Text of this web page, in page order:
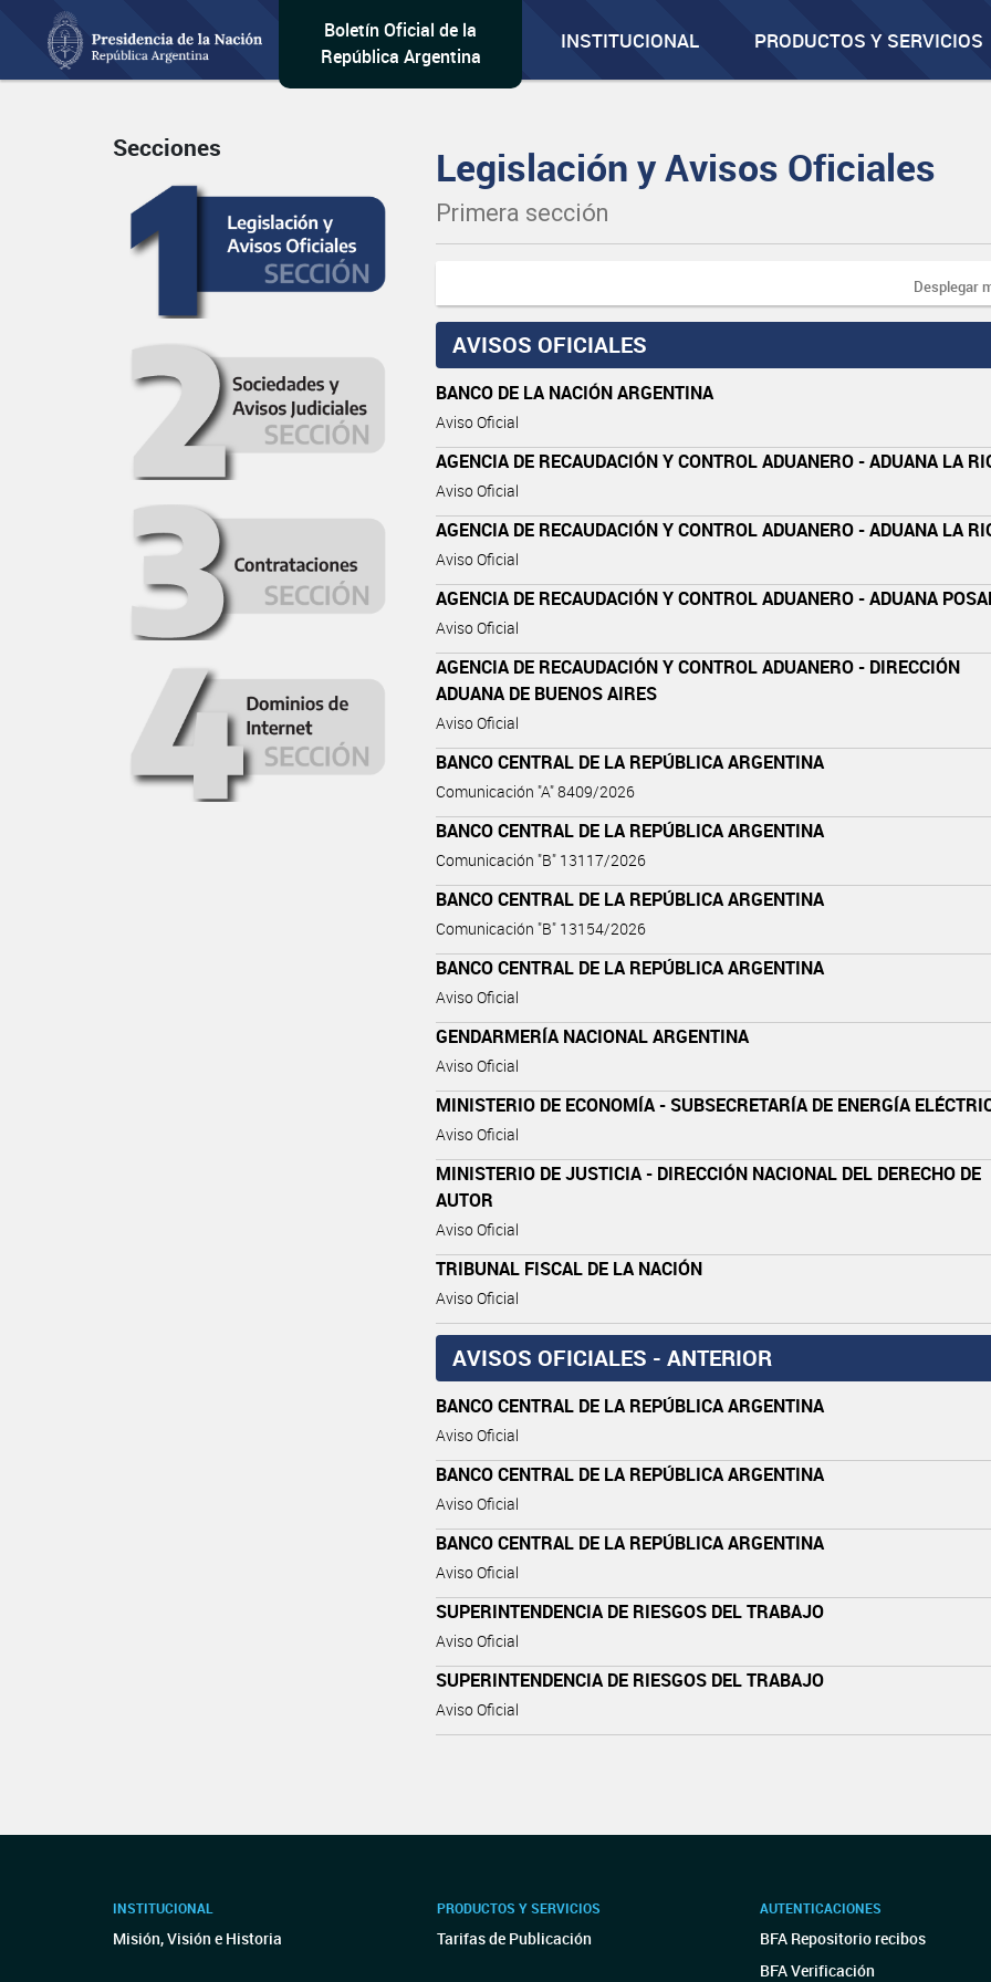
Boletín Oficial de la
República Argentina
INSTITUCIONAL PRODUCTOS Y SERVICIOS
Secciones Legislación y Avisos Oficiales
Primera sección
Desplegar
AVISOS OFICIALES
BANCO DE LA NACIÓN ARGENTINA
Aviso Oficial
AGENCIA DE RECAUDACIÓN Y CONTROL ADUANERO - ADUANA LA
Aviso Oficial
AGENCIA DE RECAUDACIÓN Y CONTROL ADUANERO - ADUANA LA
Aviso Oficial
AGENCIA DE RECAUDACIÓN Y CONTROL ADUANERO - ADUANA
Aviso Oficial
AGENCIA DE RECAUDACIÓN Y CONTROL ADUANERO - DIRECCIÓN
ADUANA DE BUENOS AIRES
Aviso Oficial
BANCO CENTRAL DE LA REPÚBLICA ARGENTINA
Comunicación "A" 8409/2026
BANCO CENTRAL DE LA REPÚBLICA ARGENTINA
Comunicación "B" 13117/2026
BANCO CENTRAL DE LA REPÚBLICA ARGENTINA
Comunicación "B" 13154/2026
BANCO CENTRAL DE LA REPÚBLICA ARGENTINA
Aviso Oficial
GENDARMERÍA NACIONAL ARGENTINA
Aviso Oficial
MINISTERIO DE ECONOMÍA - SUBSECRETARÍA DE ENERGÍA
Aviso Oficial
MINISTERIO DE JUSTICIA - DIRECCIÓN NACIONAL DEL DERECHO DE
AUTOR
Aviso Oficial
TRIBUNAL FISCAL DE LA NACIÓN
Aviso Oficial
AVISOS OFICIALES - ANTERIOR
BANCO CENTRAL DE LA REPÚBLICA ARGENTINA
Aviso Oficial
BANCO CENTRAL DE LA REPÚBLICA ARGENTINA
Aviso Oficial
BANCO CENTRAL DE LA REPÚBLICA ARGENTINA
Aviso Oficial
SUPERINTENDENCIA DE RIESGOS DEL TRABAJO
Aviso Oficial
SUPERINTENDENCIA DE RIESGOS DEL TRABAJO
Aviso Oficial
INSTITUCIONAL
Misión, Visión e Historia
PRODUCTOS Y SERVICIOS
Tarifas de Publicación
AUTENTICACIONES
BFA Repositorio recibos
BFA Verificación